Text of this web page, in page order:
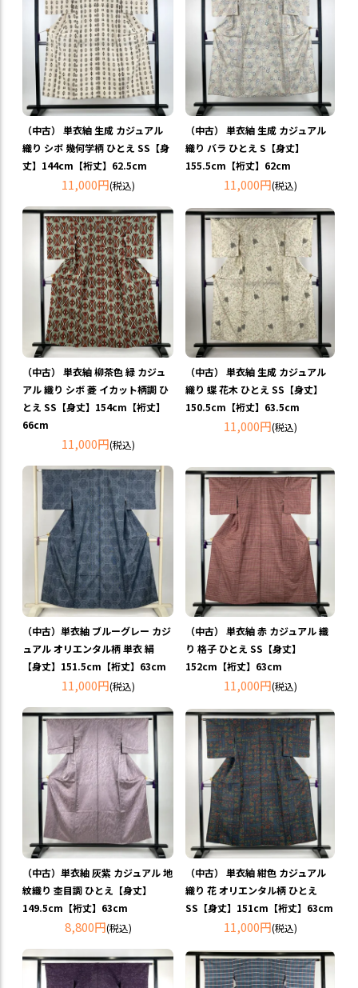
（中古） 単衣紬 生成 カジュアル
織り シボ 幾何学柄 ひとえ SS【身
丈】144cm【裄丈】62.5cm
11,000円(税込)
（中古） 単衣紬 生成 カジュアル
織り バラ ひとえ S【身丈】
155.5cm【裄丈】62cm
11,000円(税込)
（中古） 単衣紬 柳茶色 緑 カジュ
アル 織り シボ 菱 イカット柄調 ひ
とえ SS【身丈】154cm【裄丈】
66cm
11,000円(税込)
（中古） 単衣紬 生成 カジュアル
織り 蝶 花木 ひとえ SS【身丈】
150.5cm【裄丈】63.5cm
11,000円(税込)
（中古）単衣紬 ブルーグレー カジ
ュアル オリエンタル柄 単衣 絹
【身丈】151.5cm【裄丈】63cm
11,000円(税込)
（中古） 単衣紬 赤 カジュアル 織
り 格子 ひとえ SS【身丈】
152cm【裄丈】63cm
11,000円(税込)
（中古）単衣紬 灰紫 カジュアル 地
紋織り 杢目調 ひとえ【身丈】
149.5cm【裄丈】63cm
8,800円(税込)
（中古） 単衣紬 紺色 カジュアル
織り 花 オリエンタル柄 ひとえ
SS【身丈】151cm【裄丈】63cm
11,000円(税込)